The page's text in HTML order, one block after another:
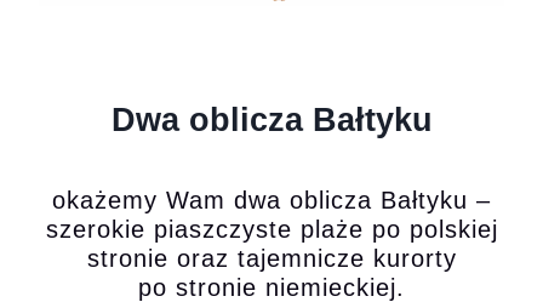
Dwa oblicza Bałtyku
okażemy Wam dwa oblicza Bałtyku –
szerokie piaszczyste plaże po polskiej
stronie oraz tajemnicze kurorty
po stronie niemieckiej.